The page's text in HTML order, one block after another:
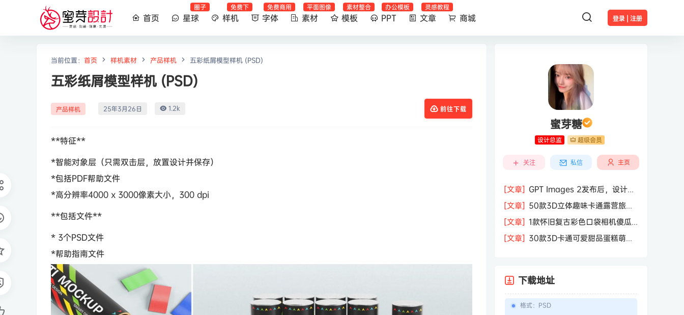
登录 | 注册
首页 星球
圈子
样机
免费下
字体
免费商用
素材
平面图像
模板
素材整合
PPT
办公模板
文章
灵感教程
商城
当前位置： 首页 样机素材 产品样机 五彩纸屑模型样机 (PSD)
五彩纸屑模型样机 (PSD)
产品样机 25年3月26日 1.2k 前往下载
**特征**
*智能对象层（只需双击层，放置设计并保存）
*包括PDF帮助文件
*高分辨率4000 x 3000像素大小，300 dpi
**包括文件**
* 3个PSD文件
*帮助指南文件
蜜芽糖
设计总监 超级会员
关注 私信 主页
[文章] GPT Images 2发布后，设计行
业的天真的塌了？
[文章] 50款3D立体趣味卡通露营旅行
度假旅游装备插图插画PNG免抠图片素
材图
[文章] 1款怀旧复古彩色口袋相机傻瓜
相机屏幕模型PSD模板样机效果图素材
[文章] 30款3D卡通可爱甜品蛋糕萌趣
下载地址
格式： PSD